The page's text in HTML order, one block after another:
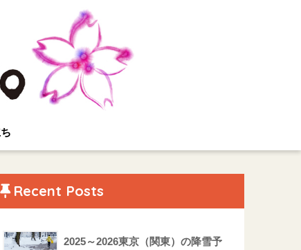
Recent Posts
2025～2026東京（関東）の降雪予